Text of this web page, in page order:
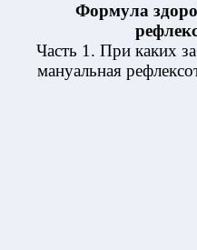
Формула
Часть 1. При каких
мануальная